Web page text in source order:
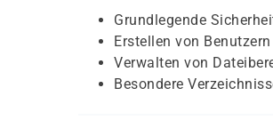
Grundlegende
Erstellen von
Verwalten von
Besondere